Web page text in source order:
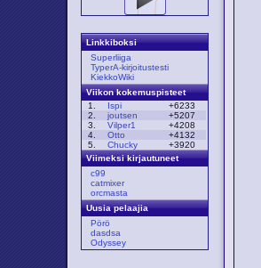
Linkkiboksi
Superliiga
TyperA-kirjoitustesti
KiekkoWiki
Viikon kokemuspisteet
1.
Ispi
+6233
2.
joutsen
+5207
3.
Vilper1
+4208
4.
Otto
+4132
5.
Chucky
+3920
Viimeksi kirjautuneet
c99
catmixer
orcmasta
Uusia pelaajia
Pörö
dasdsa
Odyssey